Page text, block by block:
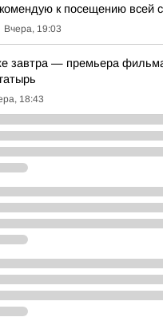
к посещению всей
Вчера, 19:03
завтра — премьера
18:43